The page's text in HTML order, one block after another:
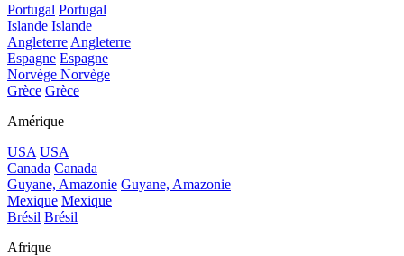
Portugal Portugal
Islande Islande
Angleterre Angleterre
Espagne Espagne
Norvège Norvège
Grèce Grèce
Amérique
USA USA
Canada Canada
Guyane, Amazonie Guyane, Amazonie
Mexique Mexique
Brésil Brésil
Afrique